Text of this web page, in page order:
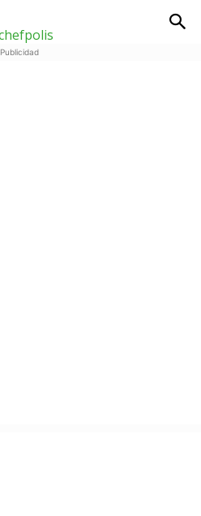
Publicidad